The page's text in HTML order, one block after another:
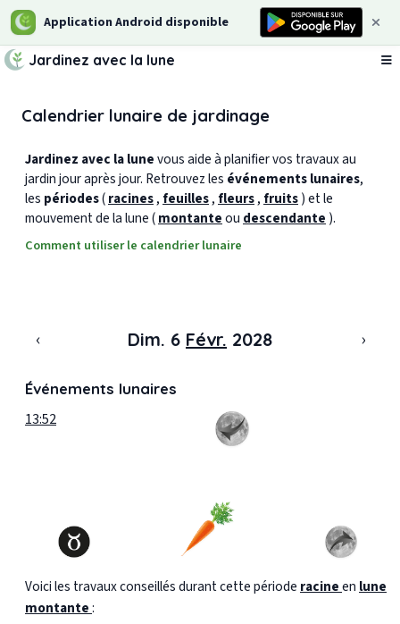
Application Android disponible
Jardinez avec la lune
Calendrier lunaire de jardinage
Jardinez avec la lunevous aide à planifier vos travaux au
jardin jour après jour. Retrouvez les événements lunaires,
les périodes(racines, feuilles, fleurs, fruits) et le
mouvement de la lune (montanteou descendante ).
Comment utiliser le calendrier lunaire
‹ Dim. 6 Févr. 2028 ›
Événements lunaires
13:52
Voici les travaux conseillés durant cette période racineen lune
montante: